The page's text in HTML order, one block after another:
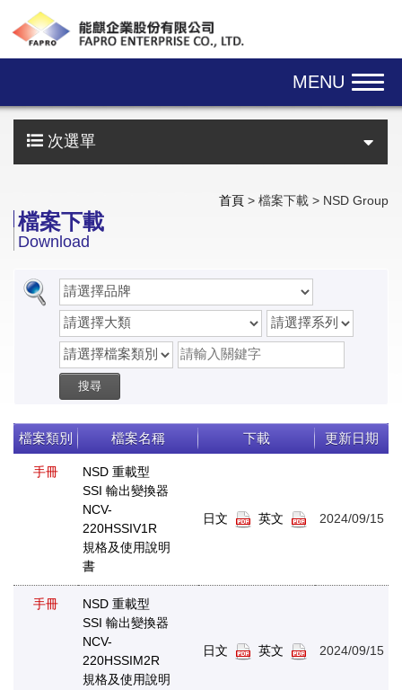
MENU
次選單
首頁 > 檔案下載 > NSD Group
檔案下載
Download
搜尋
檔案類別 檔案名稱 下載 更新日期
手冊
NSD 重載型
SSI 輸出變換器
NCV-
220HSSIV1R
規格及使用說明
書
日文 英文 2024/09/15
手冊
NSD 重載型
SSI 輸出變換器
NCV-
220HSSIM2R
規格及使用說明
日文 英文 2024/09/15